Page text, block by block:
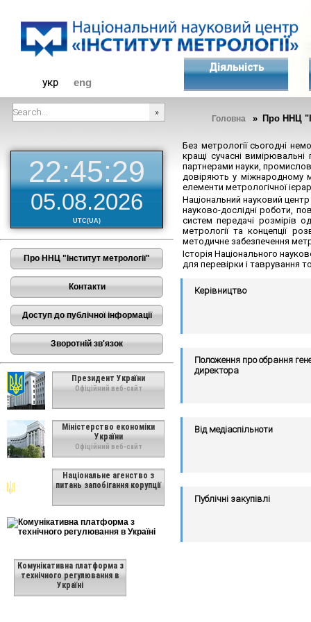
укр eng
Діяльність
Головна » Про ННЦ
22:45:30
05.08.2026
UTC(UA)
Про ННЦ "Інститут метрології"
Контакти
Доступ до публічної інформації
Зворотній зв'язок
Президент України
Офіційний веб-сайт
Міністерство економіки
України
Офіційний веб-сайт
Національне агенство з
питань запобігання корупції
Комунікативна платформа з
технічного регулювання в
Україні
Без метрології сьогодні
кращі сучасні
партнерами науки,
довіряють у міжнародному
елементи метрологічної
Національний науковий
науково-дослідні роботи,
систем передачі розмірів
метрології та концепції
методичне забезпечення
Історія Національного
для перевірки і таврування
Керівництво
Положення про обрання
директора
Від медіаспільноти
Публічні закупівлі